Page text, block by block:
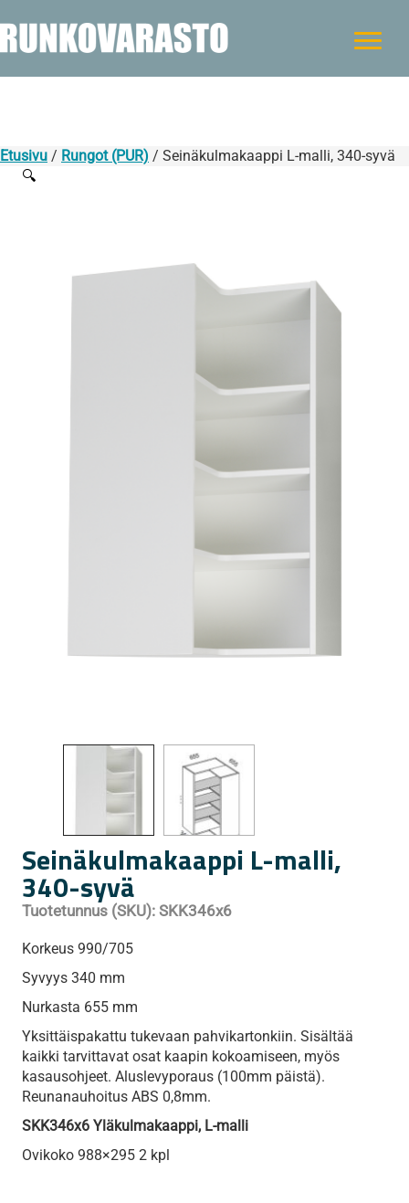
Etusivu / Rungot (PUR) / Seinäkulmakaappi L-malli, 340-syvä
🔍
Seinäkulmakaappi L-malli,
340-syvä
Tuotetunnus (SKU): SKK346x6
Korkeus 990/705
Syvyys 340 mm
Nurkasta 655 mm
Yksittäispakattu tukevaan pahvikartonkiin. Sisältää
kaikki tarvittavat osat kaapin kokoamiseen, myös
kasausohjeet. Aluslevyporaus (100mm päistä).
Reunanauhoitus ABS 0,8mm.
SKK346x6 Yläkulmakaappi, L-malli
Ovikoko 988×295 2 kpl